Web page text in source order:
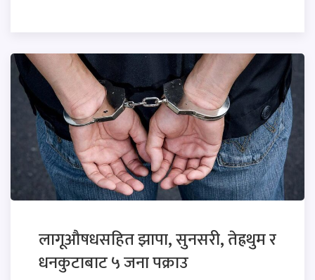
लागूऔषधसहित झापा, सुनसरी, तेह्रथुम र
धनकुटाबाट ५ जना पक्राउ